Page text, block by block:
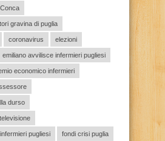
Conca
gravina di puglia
coronavirus elezioni
emiliano avvilisce infermieri pugliesi
economico infermieri
durso
pugliesi fondi crisi puglia